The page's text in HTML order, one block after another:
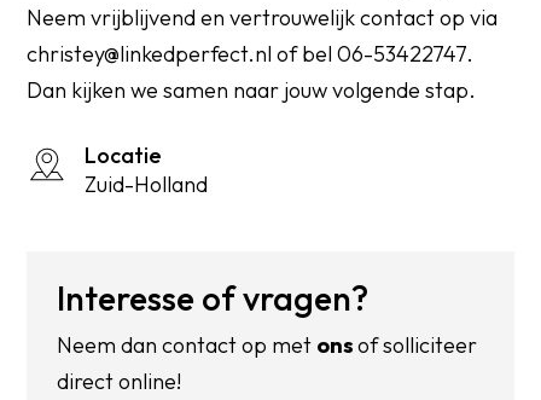
Neem vrijblijvend en vertrouwelijk contact op via
christey@linkedperfect.nl of bel 06-53422747.
Dan kijken we samen naar jouw volgende stap.
Locatie
Zuid-Holland
Interesse of vragen?
Neem dan contact op met onsof solliciteer
direct online!